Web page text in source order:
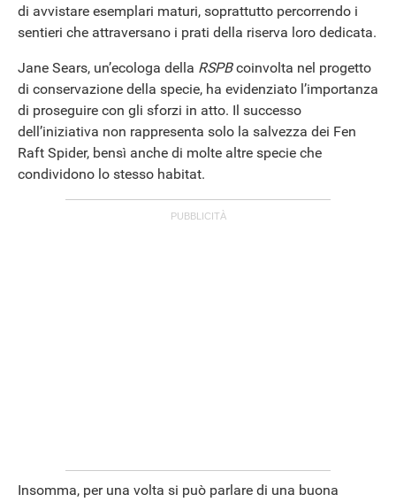
di avvistare esemplari maturi, soprattutto percorrendo i
sentieri che attraversano i prati della riserva loro dedicata.
Jane Sears, un’ecologa della RSPBcoinvolta nel progetto
di conservazione della specie, ha evidenziato l’importanza
di proseguire con gli sforzi in atto. Il successo
dell’iniziativa non rappresenta solo la salvezza dei Fen
Raft Spider, bensì anche di molte altre specie che
condividono lo stesso habitat.
Insomma, per una volta si può parlare di una buona